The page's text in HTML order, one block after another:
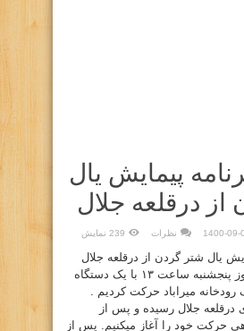
پیمایش یال
از درقلعه جلال
1400-09- نظرات 239 نمایش
یال شتر گردن از درقلعه جلال
با هماهنگی قبلی روز پنجشنبه ساعت ۱۳ با یک دستگاه
میراباد حرکت کردیم .
ورودی درقلعه جلال رسیده و پس از
حرکت خود را آغاز میکنیم. پس از